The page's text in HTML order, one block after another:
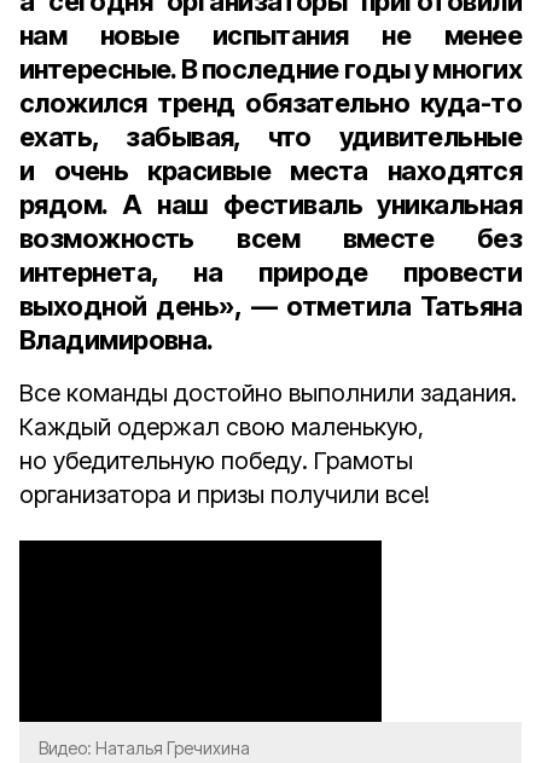
нам новые испытания не менее
интересные. В последние годы у многих
сложился тренд обязательно куда-то
ехать, забывая, что удивительные
и очень красивые места находятся
рядом. А наш фестиваль уникальная
возможность всем вместе без
интернета, на природе провести
выходной день», — отметила Татьяна
Владимировна.
Все команды достойно выполнили задания.
Каждый одержал свою маленькую,
но убедительную победу. Грамоты
организатора и призы получили все!
Видео: Наталья Гречихина